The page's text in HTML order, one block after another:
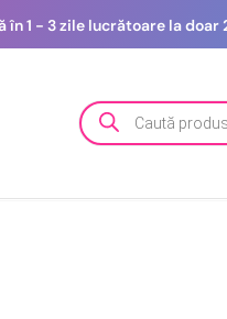
în 1 - 3 zile lucrătoare la doar